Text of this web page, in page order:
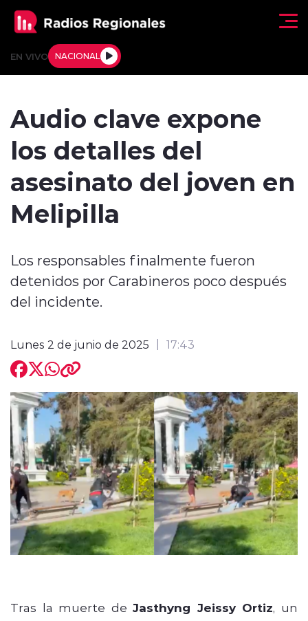
EN VIVO NACIONAL
Tendencias
Deportes
Regiones al Aire
Entrevistas
modo claro
Audio clave expone
los detalles del
asesinato del joven en
Melipilla
Los responsables finalmente fueron
detenidos por Carabineros poco después
del incidente.
Lunes 2 de junio de 2025 17:43
Tras la muerte deJasthyng Jeissy Ortiz, un